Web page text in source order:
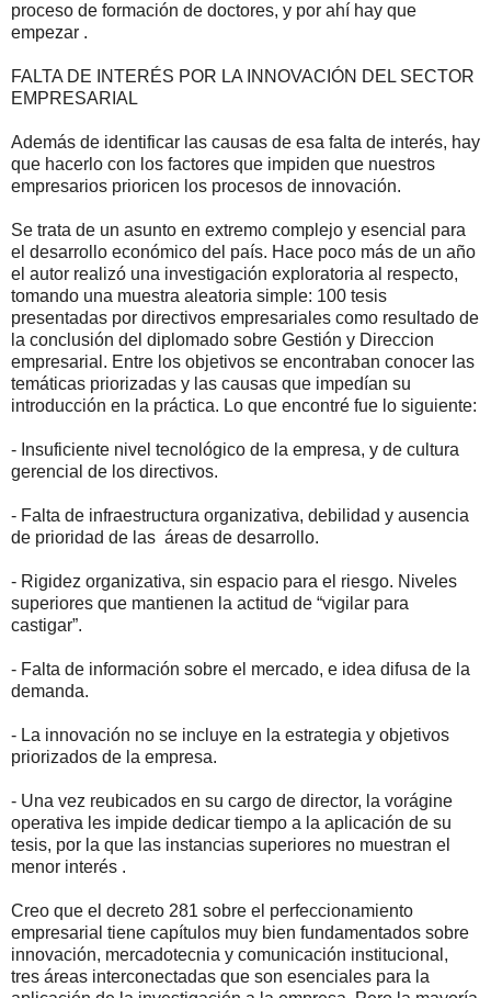
proceso de formación de doctores, y por ahí hay que
empezar .
FALTA DE INTERÉS POR LA INNOVACIÓN DEL SECTOR
EMPRESARIAL
Además de identificar las causas de esa falta de interés, hay
que hacerlo con los factores que impiden que nuestros
empresarios prioricen los procesos de innovación.
Se trata de un asunto en extremo complejo y esencial para
el desarrollo económico del país. Hace poco más de un año
el autor realizó una investigación exploratoria al respecto,
tomando una muestra aleatoria simple: 100 tesis
presentadas por directivos empresariales como resultado de
la conclusión del diplomado sobre Gestión y Direccion
empresarial. Entre los objetivos se encontraban conocer las
temáticas priorizadas y las causas que impedían su
introducción en la práctica. Lo que encontré fue lo siguiente:
- Insuficiente nivel tecnológico de la empresa, y de cultura
gerencial de los directivos.
- Falta de infraestructura organizativa, debilidad y ausencia
de prioridad de las áreas de desarrollo.
- Rigidez organizativa, sin espacio para el riesgo. Niveles
superiores que mantienen la actitud de “vigilar para
castigar”.
- Falta de información sobre el mercado, e idea difusa de la
demanda.
- La innovación no se incluye en la estrategia y objetivos
priorizados de la empresa.
- Una vez reubicados en su cargo de director, la vorágine
operativa les impide dedicar tiempo a la aplicación de su
tesis, por la que las instancias superiores no muestran el
menor interés .
Creo que el decreto 281 sobre el perfeccionamiento
empresarial tiene capítulos muy bien fundamentados sobre
innovación, mercadotecnia y comunicación institucional,
tres áreas interconectadas que son esenciales para la